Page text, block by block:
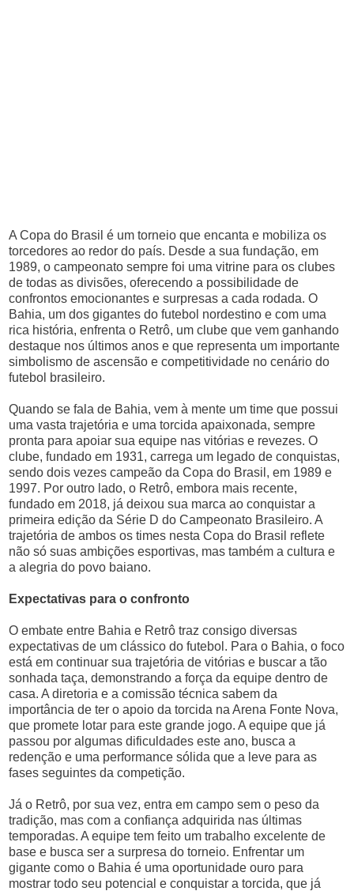
A Copa do Brasil é um torneio que encanta e mobiliza os
torcedores ao redor do país. Desde a sua fundação, em
1989, o campeonato sempre foi uma vitrine para os clubes
de todas as divisões, oferecendo a possibilidade de
confrontos emocionantes e surpresas a cada rodada. O
Bahia, um dos gigantes do futebol nordestino e com uma
rica história, enfrenta o Retrô, um clube que vem ganhando
destaque nos últimos anos e que representa um importante
simbolismo de ascensão e competitividade no cenário do
futebol brasileiro.
Quando se fala de Bahia, vem à mente um time que possui
uma vasta trajetória e uma torcida apaixonada, sempre
pronta para apoiar sua equipe nas vitórias e revezes. O
clube, fundado em 1931, carrega um legado de conquistas,
sendo dois vezes campeão da Copa do Brasil, em 1989 e
1997. Por outro lado, o Retrô, embora mais recente,
fundado em 2018, já deixou sua marca ao conquistar a
primeira edição da Série D do Campeonato Brasileiro. A
trajetória de ambos os times nesta Copa do Brasil reflete
não só suas ambições esportivas, mas também a cultura e
a alegria do povo baiano.
Expectativas para o confronto
O embate entre Bahia e Retrô traz consigo diversas
expectativas de um clássico do futebol. Para o Bahia, o foco
está em continuar sua trajetória de vitórias e buscar a tão
sonhada taça, demonstrando a força da equipe dentro de
casa. A diretoria e a comissão técnica sabem da
importância de ter o apoio da torcida na Arena Fonte Nova,
que promete lotar para este grande jogo. A equipe que já
passou por algumas dificuldades este ano, busca a
redenção e uma performance sólida que a leve para as
fases seguintes da competição.
Já o Retrô, por sua vez, entra em campo sem o peso da
tradição, mas com a confiança adquirida nas últimas
temporadas. A equipe tem feito um trabalho excelente de
base e busca ser a surpresa do torneio. Enfrentar um
gigante como o Bahia é uma oportunidade ouro para
mostrar todo seu potencial e conquistar a torcida, que já